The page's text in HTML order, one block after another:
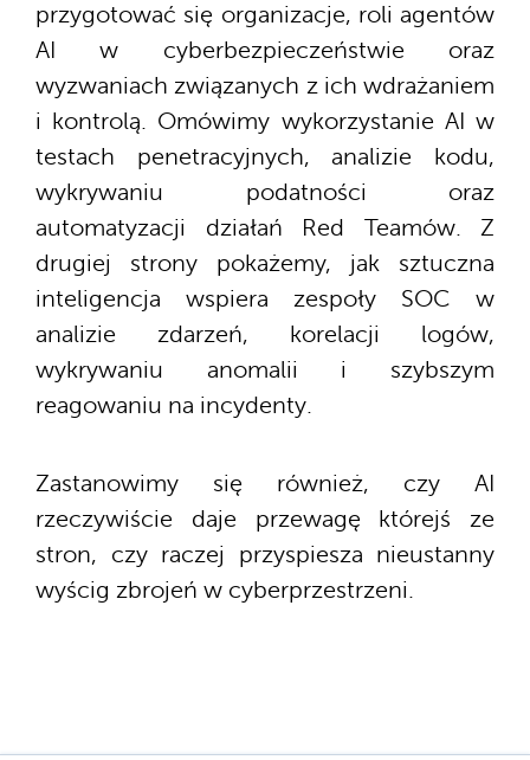
przygotować się organizacje, roli agentów
AI w cyberbezpieczeństwie oraz
wyzwaniach związanych z ich wdrażaniem
i kontrolą. Omówimy wykorzystanie AI w
testach penetracyjnych, analizie kodu,
wykrywaniu podatności oraz
automatyzacji działań Red Teamów. Z
drugiej strony pokażemy, jak sztuczna
inteligencja wspiera zespoły SOC w
analizie zdarzeń, korelacji logów,
wykrywaniu anomalii i szybszym
reagowaniu na incydenty.
Zastanowimy się również, czy AI
rzeczywiście daje przewagę którejś ze
stron, czy raczej przyspiesza nieustanny
wyścig zbrojeń w cyberprzestrzeni.